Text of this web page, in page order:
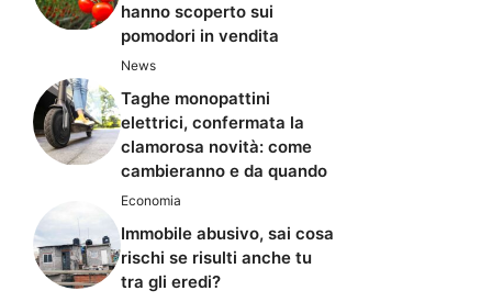
hanno scoperto sui
pomodori in vendita
News
Taghe monopattini
elettrici, confermata la
clamorosa novità: come
cambieranno e da quando
Economia
Immobile abusivo, sai cosa
rischi se risulti anche tu
tra gli eredi?